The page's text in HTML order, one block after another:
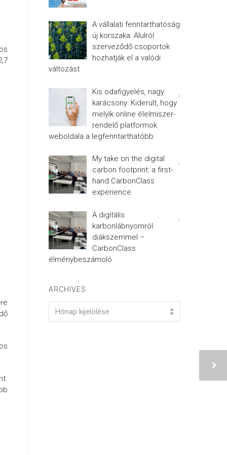
A vállalati fenntarthatóság
új korszaka: Alulról
szerveződő csoportok
hozhatják el a valódi
változást
Kis odafigyelés, nagy
karácsony: Kiderült, hogy
melyik online élelmiszer-
rendelő platformok
weboldala a legfenntarthatóbb
My take on the digital
carbon footprint: a first-
hand CarbonClass
experience
A digitális
karbonlábnyomról
diákszemmel –
CarbonClass
élménybeszámoló
ARCHIVES
Hónap kijelölése